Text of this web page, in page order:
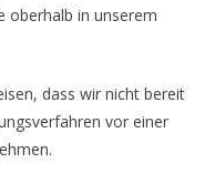
oberhalb in unserem
dass wir nicht bereit
vor einer